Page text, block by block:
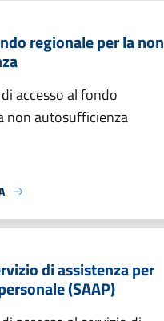
regionale per la non
accesso al fondo
non autosufficienza
di assistenza per
(SAAP)